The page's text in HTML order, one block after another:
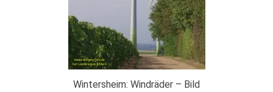
Wintersheim: Windräder – Bild